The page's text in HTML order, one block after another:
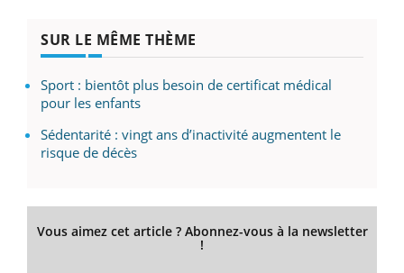
SUR LE MÊME THÈME
Sport : bientôt plus besoin de certificat médical
pour les enfants
Sédentarité : vingt ans d’inactivité augmentent le
risque de décès
Vous aimez cet article ? Abonnez-vous à la newsletter
!